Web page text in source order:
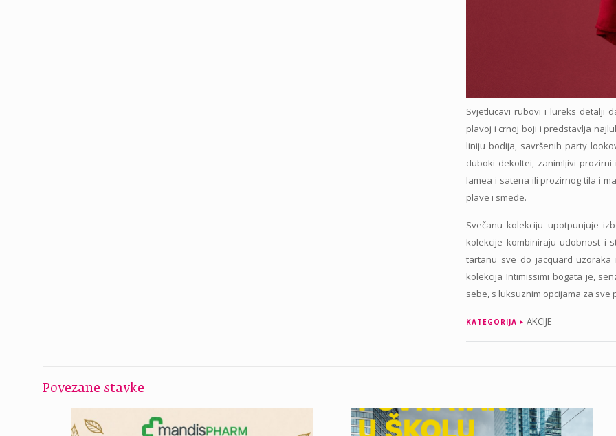
Svjetlucavi rubovi i lureks detalji
plavoj i crnoj boji i predstavlja
liniju bodija, savršenih party
duboki dekoltei, zanimljivi
lamea i satena ili prozirnog tila i
plave i smeđe.
Svečanu kolekciju upotpunjuje
kolekcije kombiniraju udobnost i
tartanu sve do jacquard uzoraka
kolekcija Intimissimi bogata je,
sebe, s luksuznim opcijama za
KATEGORIJA AKCIJE
Povezane stavke